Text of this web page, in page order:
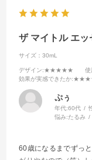
ザ マイトル エ
サイズ：30mL
デザイン:★★★★★ 使
効果が実感できたか
ぷぅ
年代:60代
悩み:たるみ
60歳になるまでずっ